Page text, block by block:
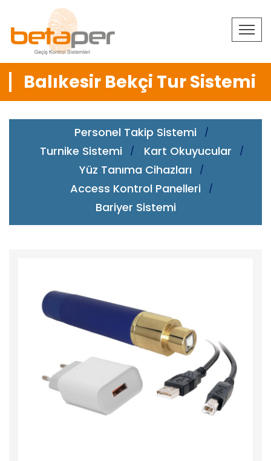
Balıkesir Bekçi Tur Sistemi
Personel Takip Sistemi
Turnike Sistemi
Kart Okuyucular
Yüz Tanıma Cihazları
Access Kontrol Panelleri
Bariyer Sistemi